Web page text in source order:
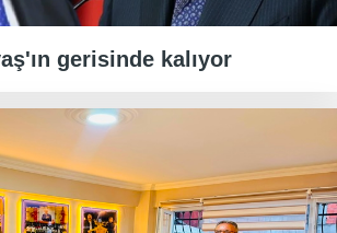
gerisinde kalıyor